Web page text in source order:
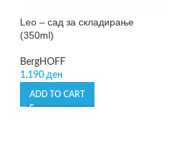
Leo – сад за складирање
(350ml)
BergHOFF
1.190 ден
ADD TO CART